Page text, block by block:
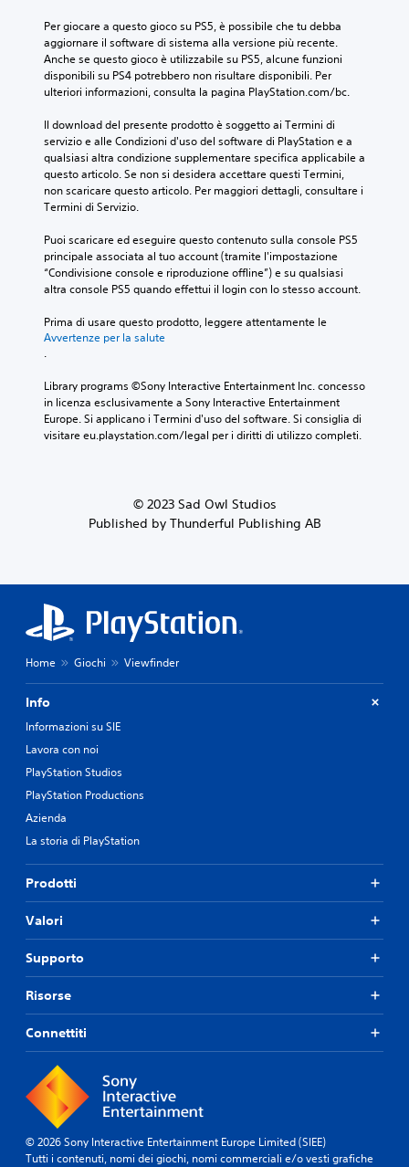
Per giocare a questo gioco su PS5, è possibile che tu debba
aggiornare il software di sistema alla versione più recente.
Anche se questo gioco è utilizzabile su PS5, alcune funzioni
disponibili su PS4 potrebbero non risultare disponibili. Per
ulteriori informazioni, consulta la pagina PlayStation.com/bc.
Il download del presente prodotto è soggetto ai Termini di
servizio e alle Condizioni d'uso del software di PlayStation e a
qualsiasi altra condizione supplementare specifica applicabile a
questo articolo. Se non si desidera accettare questi Termini,
non scaricare questo articolo. Per maggiori dettagli, consultare i
Termini di Servizio.
Puoi scaricare ed eseguire questo contenuto sulla console PS5
principale associata al tuo account (tramite l'impostazione
“Condivisione console e riproduzione offline”) e su qualsiasi
altra console PS5 quando effettui il login con lo stesso account.
Prima di usare questo prodotto, leggere attentamente le
Avvertenze per la salute
.
Library programs ©Sony Interactive Entertainment Inc. concesso
in licenza esclusivamente a Sony Interactive Entertainment
Europe. Si applicano i Termini d'uso del software. Si consiglia di
visitare eu.playstation.com/legal per i diritti di utilizzo completi.
© 2023 Sad Owl Studios
Published by Thunderful Publishing AB
Home Giochi Viewfinder
Info
Informazioni su SIE
Lavora con noi
PlayStation Studios
PlayStation Productions
Azienda
La storia di PlayStation
Prodotti
Valori
Supporto
Risorse
Connettiti
© 2026 Sony Interactive Entertainment Europe Limited (SIEE)
Tutti i contenuti, nomi dei giochi, nomi commerciali e/o vesti grafiche